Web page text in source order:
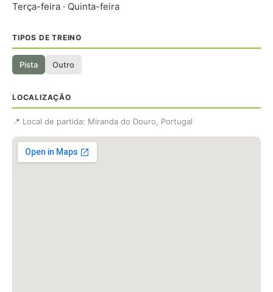
Terça-feira · Quinta-feira
TIPOS DE TREINO
Pista Outro
LOCALIZAÇÃO
📍 Local de partida: Miranda do Douro, Portugal